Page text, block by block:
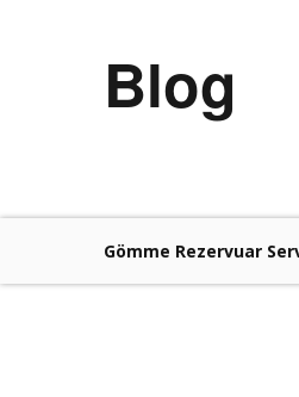
Blog
Gömme Rezervuar